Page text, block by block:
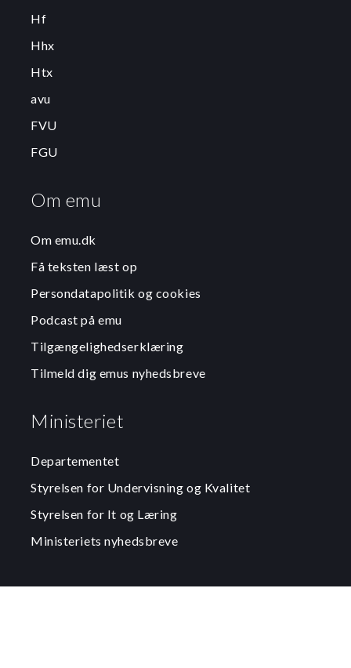
Hf
Hhx
Htx
avu
FVU
FGU
Om emu
Om emu.dk
Få teksten læst op
Persondatapolitik og cookies
Podcast på emu
Tilgængelighedserklæring
Tilmeld dig emus nyhedsbreve
Ministeriet
Departementet
Styrelsen for Undervisning og Kvalitet
Styrelsen for It og Læring
Ministeriets nyhedsbreve